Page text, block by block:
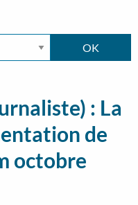
: La
de
octobre